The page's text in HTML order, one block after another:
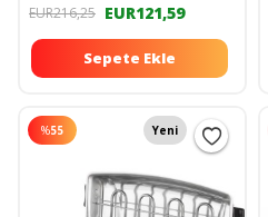
EUR216,25 EUR121,59
Sepete Ekle
%55 Yeni